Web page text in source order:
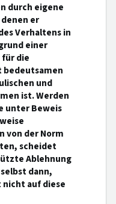
durch eigene
er
Verhaltens in
einer
die
und
ist. Werden
unter Beweis
von der Norm
scheidet
Ablehnung
dann,
auf diese